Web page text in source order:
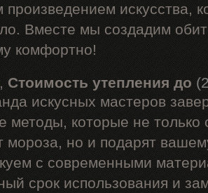
искусства,
Вместе мы создадим
комфортно!
, Стоимость утепления до
искусных мастеров
методы, которые не только
мороза, но и подарят
с современными
срок использования и